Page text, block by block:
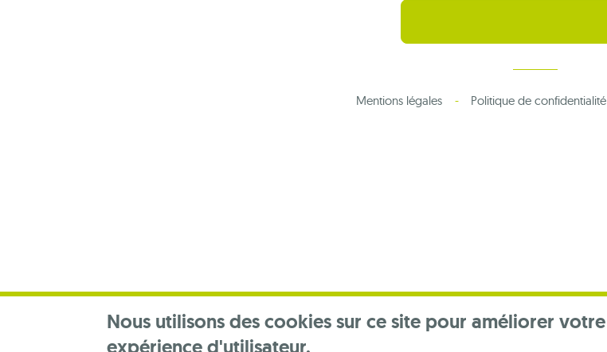
Nous utilisons des cookies sur ce site pour améliorer votre
expérience d'utilisateur.
Mentions légales Politique de confidentialité